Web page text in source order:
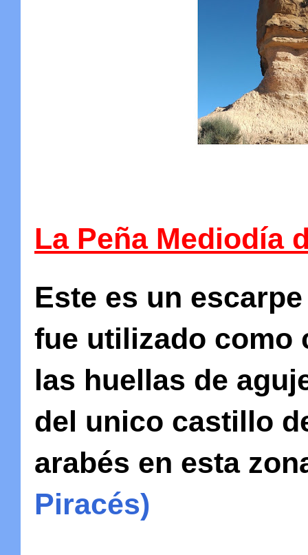
La Peña Mediodía
Este es un
fue utilizado como
las huellas de
del unico castillo
arabés en esta
Piracés)